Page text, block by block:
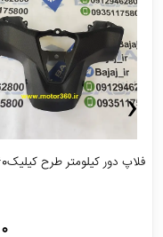
فلاپ دور کیلومتر طرح کیلیک160
0
‹